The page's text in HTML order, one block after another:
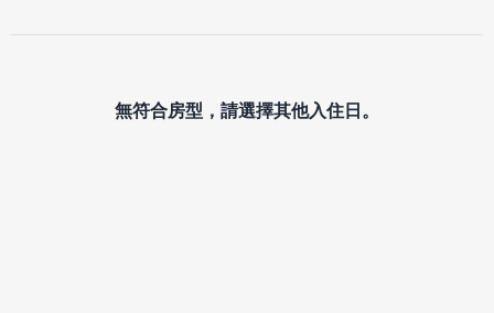
無符合房型，請選擇其他入住日。